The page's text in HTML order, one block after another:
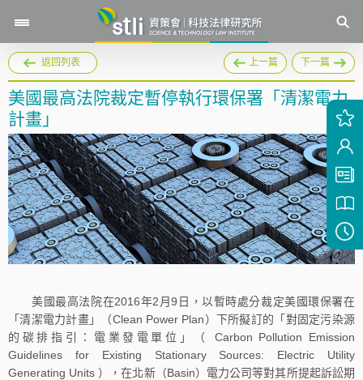
返回列表 上一篇 下一篇
美國最高法院裁定暫停執行環保署「清潔電力
計畫」
美國最高法院在2016年2月9日，以暫時處分裁定美國環保署在
「清潔電力計畫」（Clean Power Plan）下所擬訂的「對固定污染源
的碳排指引：電業發電單位」（ Carbon Pollution Emission
Guidelines for Existing Stationary Sources: Electric Utility
Generating Units ），在北新（Basin）電力公司等對其所提起訴訟期